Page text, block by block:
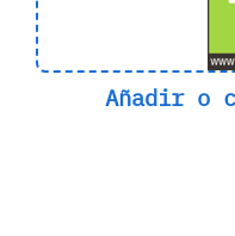
Añadir o